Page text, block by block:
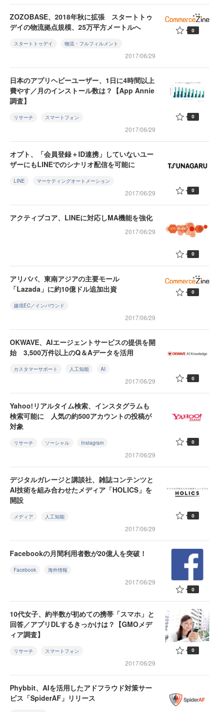
ZOZOBASE、2018年秋に拡張 スタートトゥ
デイの物流拠点規模、25万平方メートルへ
スタートトゥデイ 物流・フルフィルメント
2017/06/29
0
日本のアプリヘビーユーザー、1日に4時間以上
費やす／月のインストール数は？【App Annie
調査】
リサーチ スマートフォン
2017/06/29
0
オプト、「会員登録＋ID連携」していないユー
ザーにもLINEでのシナリオ配信を可能に
LINE マーケティングオートメーション
2017/06/29 0
アクティブコア、LINEに対応しMA機能を強化
2017/06/29
0
アリババ、東南アジアの主要モール
「Lazada」に約10億ドル追加出資
越境EC／インバウンド
2017/06/29
0
OKWAVE、AIエージェントサービスの提供を開
始 3,500万件以上のQ＆Aデータを活用
カスタマーサポート 人工知能 AI
2017/06/29 0
Yahoo!リアルタイム検索、インスタグラムも
検索可能に 人気の約500アカウントの投稿が
対象
リサーチ ソーシャル Instagram
2017/06/29
0
デジタルガレージと講談社、雑誌コンテンツと
AI技術を組み合わせたメディア「HOLICS」を
開設
メディア 人工知能
2017/06/29
0
Facebookの月間利用者数が20億人を突破！
Facebook 海外情報
2017/06/29
0
10代女子、約半数が初めての携帯「スマホ」と
回答／アプリDLするきっかけは？【GMOメデ
ィア調査】
リサーチ スマートフォン
2017/06/29
0
Phybbit、AIを活用したアドフラウド対策サー
ビス「SpiderAF」リリース